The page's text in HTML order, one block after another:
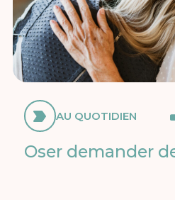
AU QUOTIDIEN
Oser demander